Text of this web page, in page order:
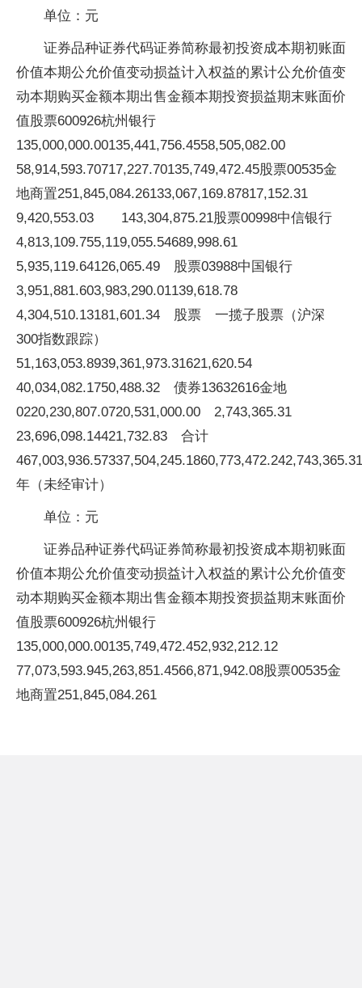
单位：元
证券品种证券代码证券简称最初投资成本期初账面
价值本期公允价值变动损益计入权益的累计公允价值变
动本期购买金额本期出售金额本期投资损益期末账面价
值股票600926杭州银行
135,000,000.00135,441,756.4558,505,082.00
58,914,593.70717,227.70135,749,472.45股票00535金
地商置251,845,084.26133,067,169.87817,152.31
9,420,553.03 143,304,875.21股票00998中信银行
4,813,109.755,119,055.54689,998.61
5,935,119.64126,065.49 股票03988中国银行
3,951,881.603,983,290.01139,618.78
4,304,510.13181,601.34 股票 一揽子股票（沪深
300指数跟踪）
51,163,053.8939,361,973.31621,620.54
40,034,082.1750,488.32 债券13632616金地
0220,230,807.0720,531,000.00 2,743,365.31
23,696,098.14421,732.83 合计
年（未经审计）
单位：元
证券品种证券代码证券简称最初投资成本期初账面
价值本期公允价值变动损益计入权益的累计公允价值变
动本期购买金额本期出售金额本期投资损益期末账面价
值股票600926杭州银行
135,000,000.00135,749,472.452,932,212.12
77,073,593.945,263,851.4566,871,942.08股票00535金
地商置251,845,084.261